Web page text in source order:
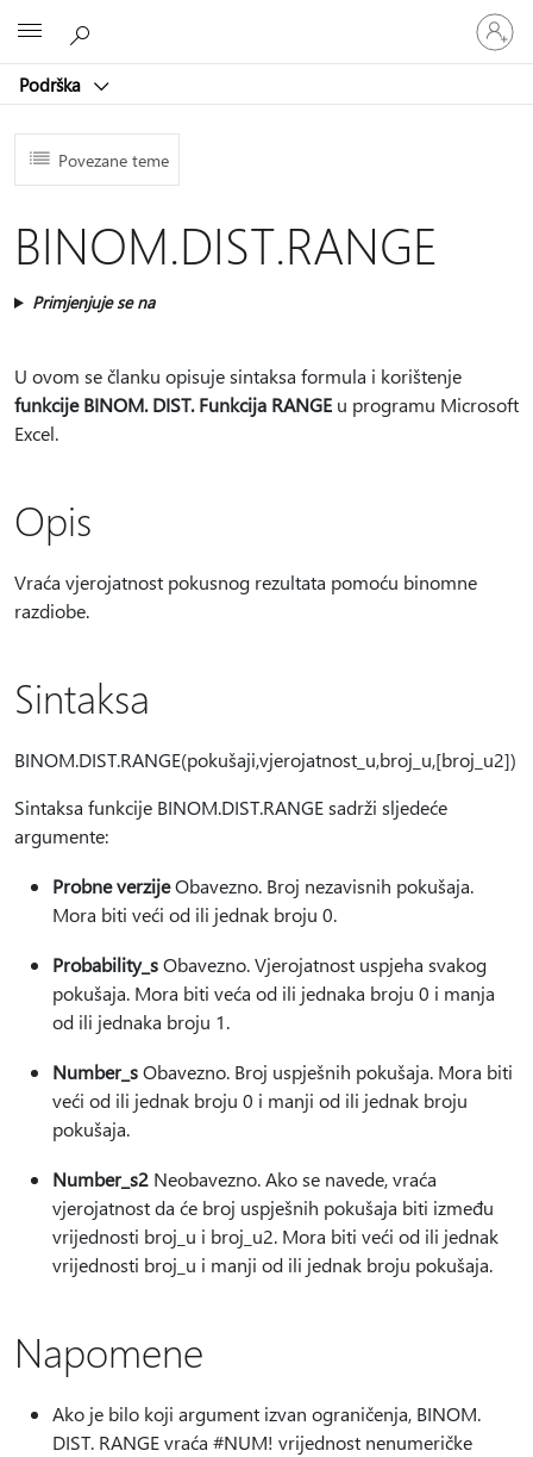
Podrška
Prijavite
se
u
račun
Povezane teme
BINOM.DIST.RANGE
Primjenjuje se na
U ovom se članku opisuje sintaksa formula i korištenje
funkcije BINOM. DIST. Funkcija RANGE u programu Microsoft
Excel.
Opis
Vraća vjerojatnost pokusnog rezultata pomoću binomne
razdiobe.
Sintaksa
BINOM.DIST.RANGE(pokušaji,vjerojatnost_u,broj_u,[broj_u2])
Sintaksa funkcije BINOM.DIST.RANGE sadrži sljedeće
argumente:
Probne verzijeObavezno. Broj nezavisnih pokušaja.
Mora biti veći od ili jednak broju 0.
Probability_sObavezno. Vjerojatnost uspjeha svakog
pokušaja. Mora biti veća od ili jednaka broju 0 i manja
od ili jednaka broju 1.
Number_sObavezno. Broj uspješnih pokušaja. Mora biti
veći od ili jednak broju 0 i manji od ili jednak broju
pokušaja.
Number_s2 Neobavezno. Ako se navede, vraća
vjerojatnost da će broj uspješnih pokušaja biti između
vrijednosti broj_u i broj_u2. Mora biti veći od ili jednak
vrijednosti broj_u i manji od ili jednak broju pokušaja.
Napomene
Ako je bilo koji argument izvan ograničenja, BINOM.
DIST. RANGE vraća #NUM! vrijednost nenumeričke